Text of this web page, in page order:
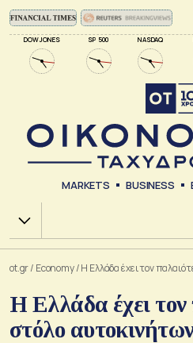
DOW JONES SP 500 NASDAQ
MARKETS BUSINESS
Χ.Α.
ot.gr/ Economy/Η Ελλάδα έχει τον
Η Ελλάδα έχει τον
στόλο